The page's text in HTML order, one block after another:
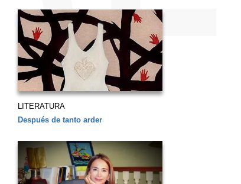
LITERATURA
Después de tanto arder